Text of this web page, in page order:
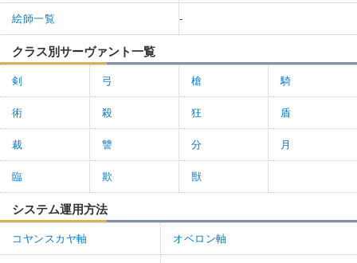
絵師一覧 -
クラス別サーヴァント一覧
剣 弓 槍 騎
術 殺 狂 盾
裁 讐 分 月
臨 欺 獣
システム運用方法
コヤンスカヤ軸 オベロン軸